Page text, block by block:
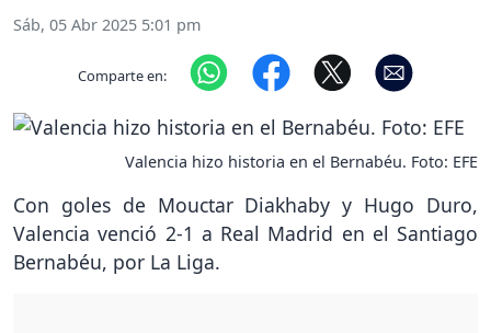
Sáb, 05 Abr 2025 5:01 pm
Comparte en:
Valencia hizo historia en el Bernabéu. Foto: EFE
Con goles de Mouctar Diakhaby y Hugo Duro,
Valencia venció 2-1 a Real Madrid en el Santiago
Bernabéu, por La Liga.